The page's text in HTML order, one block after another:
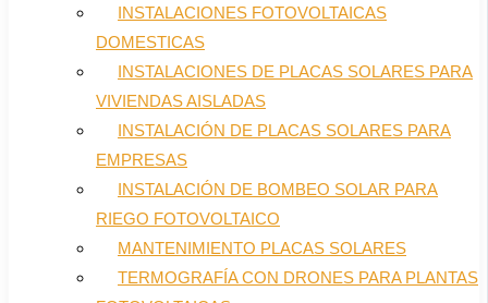
INSTALACIONES FOTOVOLTAICAS
DOMESTICAS
INSTALACIONES DE PLACAS SOLARES PARA
VIVIENDAS AISLADAS
INSTALACIÓN DE PLACAS SOLARES PARA
EMPRESAS
INSTALACIÓN DE BOMBEO SOLAR PARA
RIEGO FOTOVOLTAICO
MANTENIMIENTO PLACAS SOLARES
TERMOGRAFÍA CON DRONES PARA PLANTAS